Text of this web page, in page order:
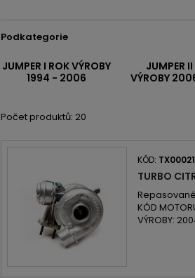
Podkategorie
JUMPER I ROK VÝROBY
1994 - 2006
JUMPER
VÝROBY
Počet produktů: 20
KÓD:
TURBO
KÓD
VÝROBY: